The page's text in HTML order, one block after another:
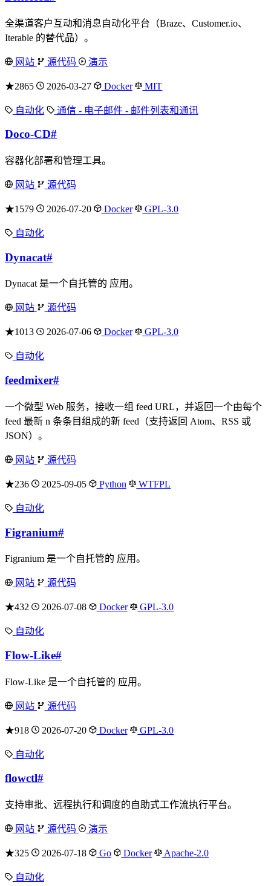
全渠道客户互动和消息自动化平台（Braze、Customer.io、
Iterable 的替代品）。
网站 源代码 演示
★2865 2026-03-27 Docker MIT
自动化 通信 - 电子邮件 - 邮件列表和通讯
Doco-CD#
容器化部署和管理工具。
网站 源代码
★1579 2026-07-20 Docker GPL-3.0
自动化
Dynacat#
Dynacat 是一个自托管的 应用。
网站 源代码
★1013 2026-07-06 Docker GPL-3.0
自动化
feedmixer#
一个微型 Web 服务，接收一组 feed URL，并返回一个由每个
feed 最新 n 条条目组成的新 feed（支持返回 Atom、RSS 或
JSON）。
网站 源代码
★236 2025-09-05 Python WTFPL
自动化
Figranium#
Figranium 是一个自托管的 应用。
网站 源代码
★432 2026-07-08 Docker GPL-3.0
自动化
Flow-Like#
Flow-Like 是一个自托管的 应用。
网站 源代码
★918 2026-07-20 Docker GPL-3.0
自动化
flowctl#
支持审批、远程执行和调度的自助式工作流执行平台。
网站 源代码 演示
★325 2026-07-18 Go Docker Apache-2.0
自动化